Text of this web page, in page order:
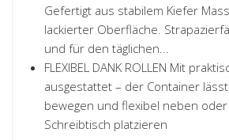
Gefertigt aus stabilem Kiefer
lackierter Oberfläche.
und für den täglichen...
FLEXIBEL DANK ROLLEN Mit
ausgestattet – der Container
bewegen und flexibel neben
Schreibtisch platzieren